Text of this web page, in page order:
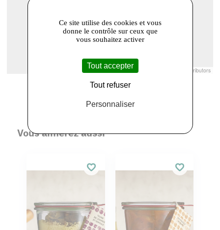
© Openstreetmap France | © contributors
Vous aimerez aussi
Ce site utilise des cookies et vous
donne le contrôle sur ceux que
vous souhaitez activer
Tout accepter
Tout refuser
Personnaliser